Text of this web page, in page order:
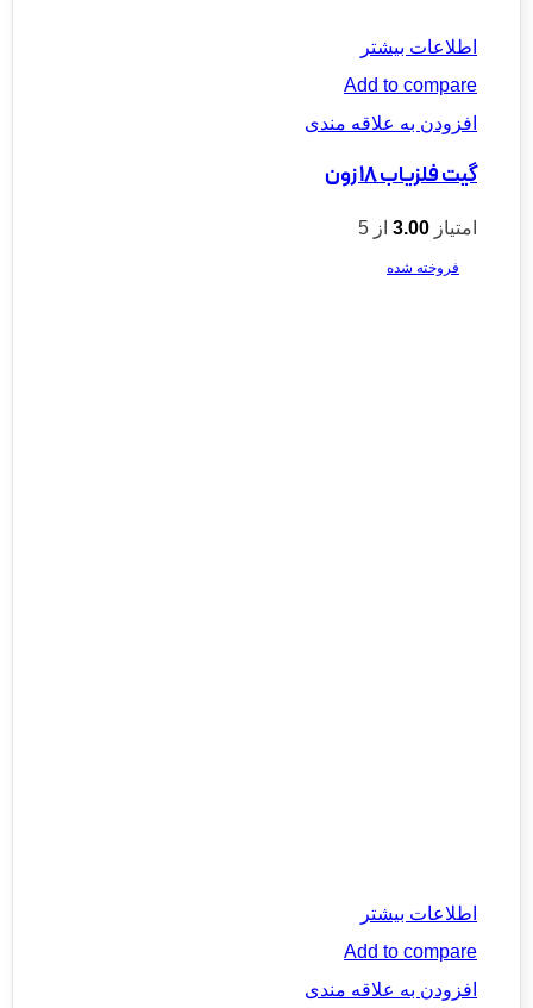
اطلاعات بیشتر
Add to compare
افزودن به علاقه مندی
گیت فلزیاب 18 زون
امتیاز 3.00 از 5
فروخته شده
اطلاعات بیشتر
Add to compare
افزودن به علاقه مندی